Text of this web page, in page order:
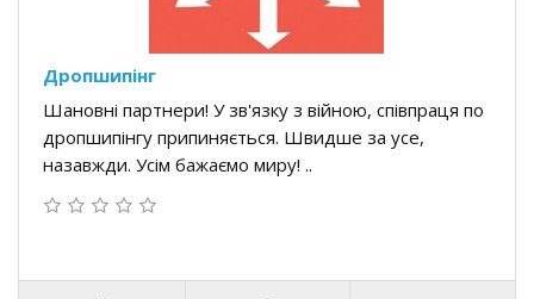
Дропшипінг
Шановні партнери! У зв'язку з війною, співпраця по
дропшипінгу припиняється. Швидше за усе,
назавжди. Усім бажаємо миру! ..